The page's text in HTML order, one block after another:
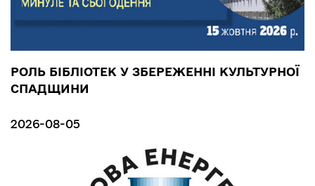
РОЛЬ БІБЛІОТЕК У ЗБЕРЕЖЕННІ КУЛЬТУРНОЇ
СПАДЩИНИ
2026-08-05